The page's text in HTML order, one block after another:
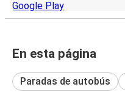
En esta página
Paradas de autobús